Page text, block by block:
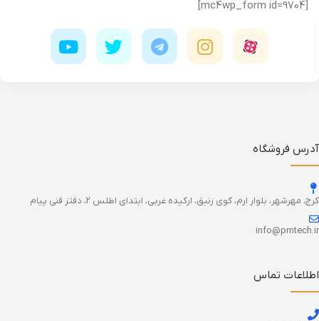
[mc4wp_form id=9704]
آدرس فروشگاه
کرج، مهرشهر، بلوار ارم، کوی زنبق، ارکیده غربی، ابتدای اطلس 2، دفتز فنی پیام
info@pmtech.ir
اطلاعات تماس